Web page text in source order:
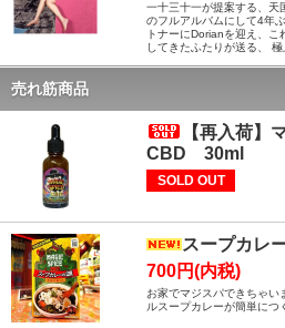
一十三十一が提案する、天
のフルアルバムにして4年
トナーにDorianを迎え、こ
してきたふたりが送る、
売れ筋商品
【再入荷】
CBD 30ml
SOLD OUT
スープカレ
700円(内税)
お家でマジスパできちゃ
ルスープカレーが簡単につ